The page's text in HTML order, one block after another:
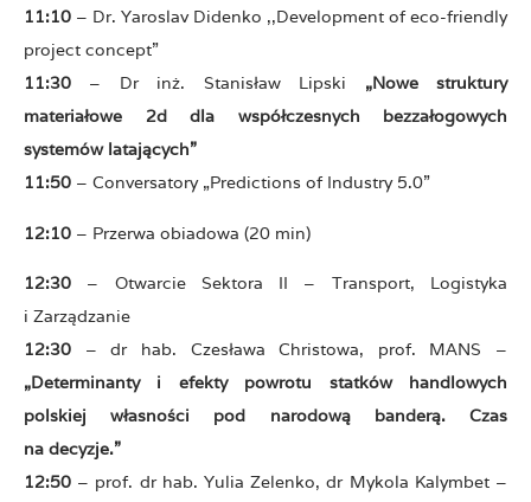
11:10 – Dr. Yaroslav Didenko ,,Development of eco-friendly
project concept”
11:30 – Dr inż. Stanisław Lipski „Nowe struktury
materiałowe 2d dla współczesnych bezzałogowych
systemów latających”
11:50 – Conversatory „Predictions of Industry 5.0”
12:10 – Przerwa obiadowa (20 min)
12:30 – Otwarcie Sektora II – Transport, Logistyka
i Zarządzanie
12:30 – dr hab. Czesława Christowa, prof. MANS –
„Determinanty i efekty powrotu statków handlowych
polskiej własności pod narodową banderą. Czas
na decyzje.”
12:50 – prof. dr hab. Yulia Zelenko, dr Mykola Kalymbet –